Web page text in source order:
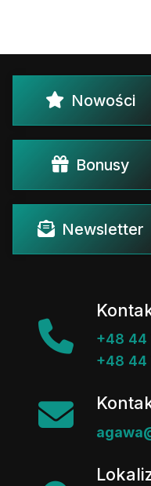
Nowości
Bonusy
Newsletter
+48 44
+48 44